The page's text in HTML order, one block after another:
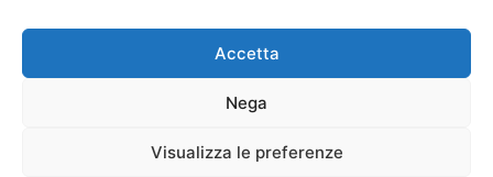
Accetta
Nega
Visualizza le preferenze
CHE
ESONERA
CENTISTI
LODE
DAL
© 2026 Comunicati Stampa | Powered by